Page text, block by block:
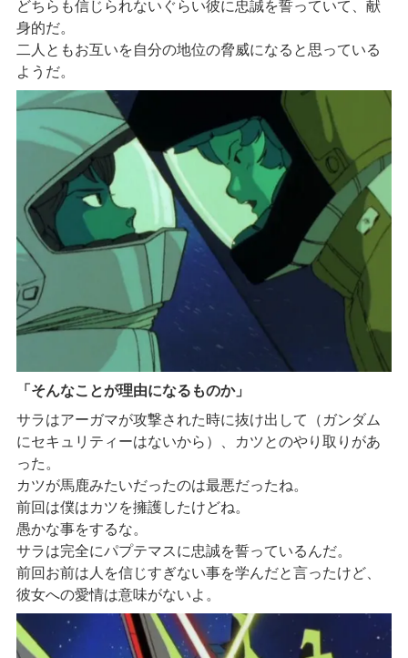
どちらも信じられないぐらい彼に忠誠を誓っていて、献
身的だ。
二人ともお互いを自分の地位の脅威になると思っている
ようだ。
「そんなことが理由になるものか」
サラはアーガマが攻撃された時に抜け出して（ガンダム
にセキュリティーはないから）、カツとのやり取りがあ
った。
カツが馬鹿みたいだったのは最悪だったね。
前回は僕はカツを擁護したけどね。
愚かな事をするな。
サラは完全にパプテマスに忠誠を誓っているんだ。
前回お前は人を信じすぎない事を学んだと言ったけど、
彼女への愛情は意味がないよ。